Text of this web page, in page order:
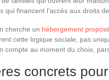
qui financent l’accès aux droits
cherche un hébergement
cette logique sociale, pas
compte au moment du choix,
concrets